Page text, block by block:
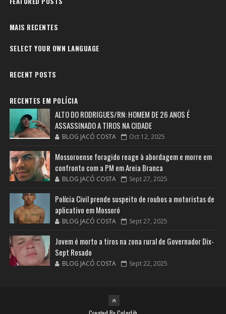
MAIS RECENTES
SELECT YOUR OWN LANGUAGE
RECENT POSTS
RECENTES EM POLÍCIA
ALTO DO RODRIGUES/RN: HOMEM DE 26 ANOS É
ASSASSINADO A TIROS NA CIDADE
BLOG JACÓ COSTA Oct 12, 2025
Mossoroense foragido reage à abordagem e morre em
confronto com a PM em Areia Branca
BLOG JACÓ COSTA Sept 27, 2025
Polícia Civil prende suspeito de roubos a motoristas de
aplicativo em Mossoró
BLOG JACÓ COSTA Sept 27, 2025
Jovem é morto a tiros na zona rural de Governador Dix-
Sept Rosado
BLOG JACÓ COSTA Sept 22, 2025